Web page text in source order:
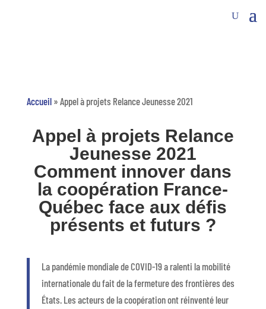
Accueil» Appel à projets Relance Jeunesse 2021
Appel à projets Relance
Jeunesse 2021
Comment innover dans
la coopération France-
Québec face aux défis
présents et futurs ?
La pandémie mondiale de COVID-19 a ralenti la mobilité
internationale du fait de la fermeture des frontières des
États. Les acteurs de la coopération ont réinventé leur